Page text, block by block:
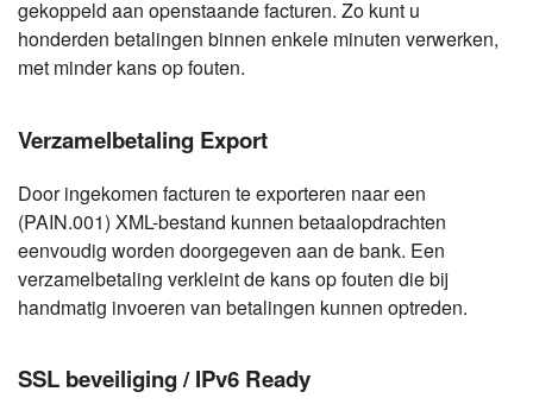
gekoppeld aan openstaande facturen. Zo kunt u
honderden betalingen binnen enkele minuten verwerken,
met minder kans op fouten.
Verzamelbetaling Export
Door ingekomen facturen te exporteren naar een
(PAIN.001) XML-bestand kunnen betaalopdrachten
eenvoudig worden doorgegeven aan de bank. Een
verzamelbetaling verkleint de kans op fouten die bij
handmatig invoeren van betalingen kunnen optreden.
SSL beveiliging / IPv6 Ready